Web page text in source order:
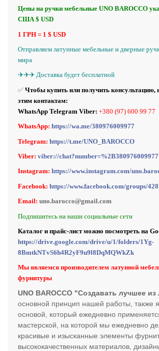
Цены на ручки мебельные UNO BAROCCO
США $ USD
1 ГРН = 1 $ USD
Отправляем латунные мебельные и дверные
мира
✈️✈️✈️ Доставка будет бесплатной
✅ Чтобы купить или получить консультацию,
этим контактам:
WhatsApp Telegram Viber: +380 (97) 600 99 77
WhatsApp: https://wa.me/380976009977
Telegram: https://t.me/UNO_BAROCCO
Viber: viber://chat?number=%2B380976009977
Instagram: https://www.instagram.com/
Facebook: https://www.facebook.com/groups/
Email: uno.barocco@gmail.com
Подпишитесь на наши социальные сети
Каталог и прайс-лист можно посмотреть на
https://drive.google.com/drive/u/1/folders/1Yg-
8BmtkNTvS6h4R2yF9u9l8DqMQWkZk
Мы являемся производителем латунной
фурнитуры
UNO BAROCCO "Создавать лучшее
основной принцип нашей работы, также
основой, который ежедневно
мастерской, на которой мы ежедневно
красивые и изысканные элементы
высококачественных материалов,